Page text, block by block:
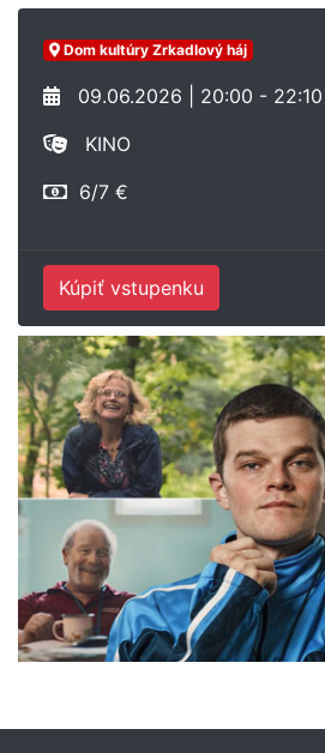
Dom kultúry Zrkadlový háj
09.06.2026 | 20:00 - 22:10
KINO
6/7 €
Kúpiť vstupenku